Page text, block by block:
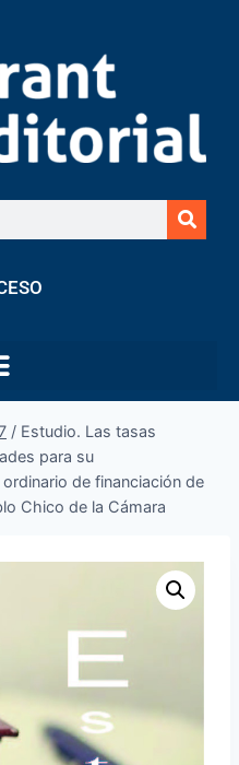
/ Estudio. Las tasas
para su
de financiación de
Chico de la Cámara